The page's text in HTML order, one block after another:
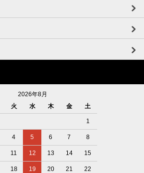
2026年8月
火 水 木 金 土
1
4 5 6 7 8
11 12 13 14 15
18 19 20 21 22